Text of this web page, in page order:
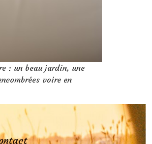
: un beau jardin, une
voire en